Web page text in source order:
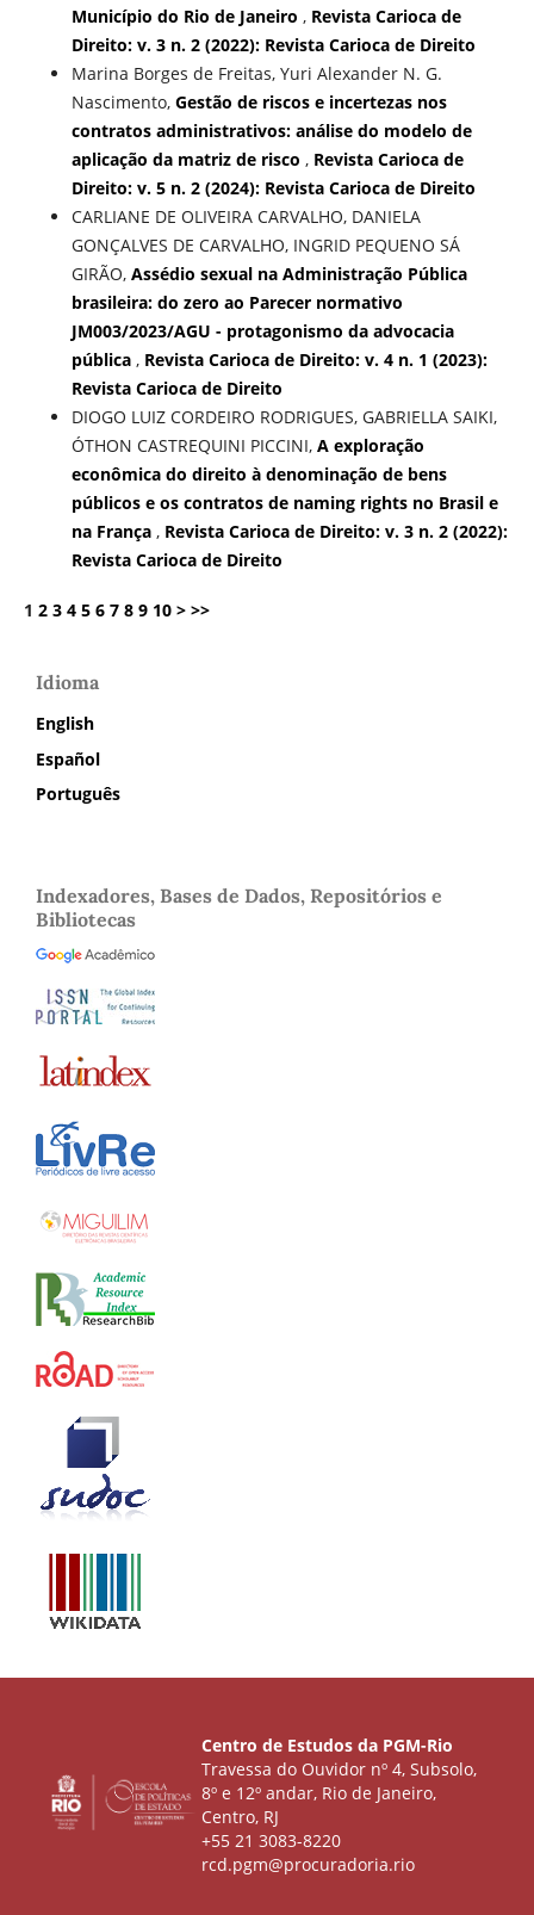
Município do Rio de Janeiro , Revista Carioca de
Direito: v. 3 n. 2 (2022): Revista Carioca de Direito
Marina Borges de Freitas, Yuri Alexander N. G.
Nascimento, Gestão de riscos e incertezas nos
contratos administrativos: análise do modelo de
aplicação da matriz de risco , Revista Carioca de
Direito: v. 5 n. 2 (2024): Revista Carioca de Direito
CARLIANE DE OLIVEIRA CARVALHO, DANIELA
GONÇALVES DE CARVALHO, INGRID PEQUENO SÁ
GIRÃO, Assédio sexual na Administração Pública
brasileira: do zero ao Parecer normativo
JM003/2023/AGU - protagonismo da advocacia
pública , Revista Carioca de Direito: v. 4 n. 1 (2023):
Revista Carioca de Direito
DIOGO LUIZ CORDEIRO RODRIGUES, GABRIELLA SAIKI,
ÓTHON CASTREQUINI PICCINI, A exploração
econômica do direito à denominação de bens
públicos e os contratos de naming rights no Brasil e
na França , Revista Carioca de Direito: v. 3 n. 2 (2022):
Revista Carioca de Direito
1 2 3 4 5 6 7 8 9 10 > >>
Idioma
English
Español
Português
Indexadores, Bases de Dados, Repositórios e
Bibliotecas
Centro de Estudos da PGM-Rio
Travessa do Ouvidor nº 4, Subsolo,
8º e 12º andar, Rio de Janeiro,
Centro, RJ
+55 21 3083-8220
rcd.pgm@procuradoria.rio